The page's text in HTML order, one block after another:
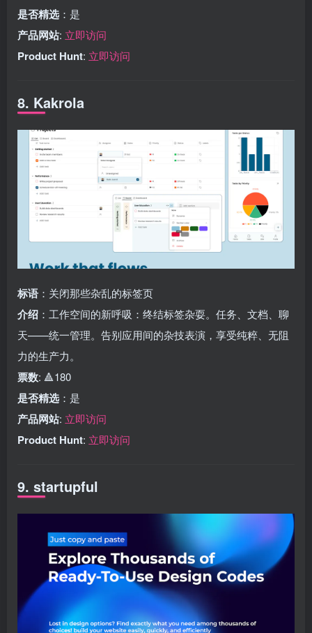
是否精选 ：是
产品网站: 立即访问
Product Hunt: 立即访问
8. Kakrola
标语 ：关闭那些杂乱的标签页
介绍 ：工作空间的新呼吸：终结标签杂耍。任务、文档、聊
天——统一管理。告别应用间的杂技表演，享受纯粹、无阻
力的生产力。
票数: 🔺180
是否精选 ：是
产品网站: 立即访问
Product Hunt: 立即访问
9. startupful